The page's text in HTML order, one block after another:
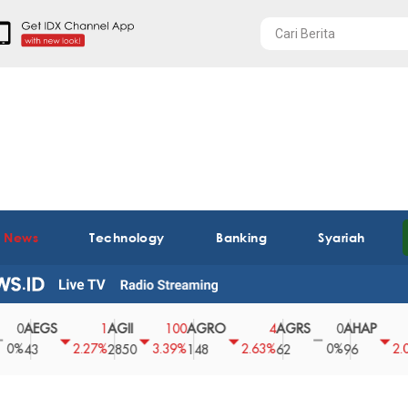
Technology Banking Syariah
2.27%2850
100
3.39%
AGRO
148
2.63%
AGRS
62
0AHAP
2.04%